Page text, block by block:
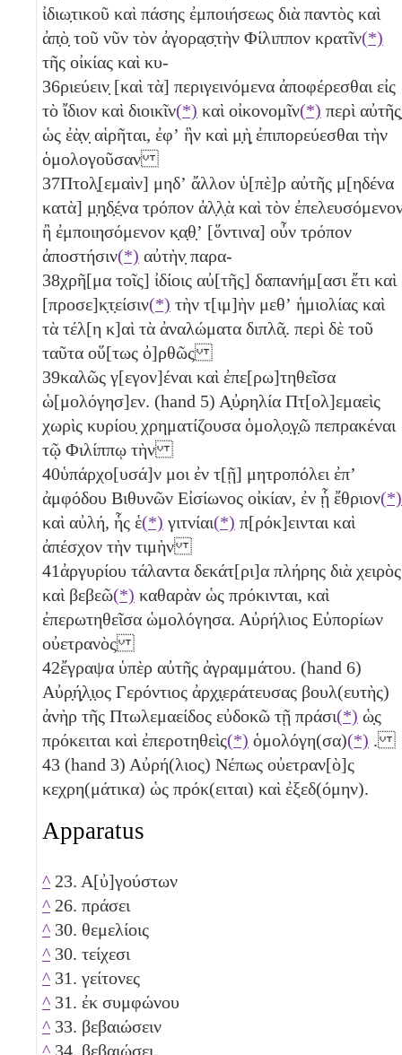
ἰδιω̣τικοῦ καὶ πάσης ἐμποιήσεως διὰ παντὸς καὶ
ἀπ̣ὸ̣ τοῦ νῦν τὸν ἀγορα̣σ̣τὴν Φίλιππον κρατῖν(*)
τῆς οἰκίας καὶ κυ-
36ριεύειν̣ [καὶ τὰ] περιγεινόμενα ἀποφέρεσθαι εἰς
τὸ ἴδιον καὶ διοικῖν(*) καὶ οἰκονομῖν(*) περὶ αὐτῆς̣
ὡς ἐὰ̣ν̣ αἱρῆται, ἐφʼ ἣν καὶ μ̣ὴ̣ ἐπιπορεύεσθαι τὴν
ὁμολογοῦσαν
37Πτολ̣[εμαὶν] μηδʼ ἄλλον ὑ[πὲ]ρ αὐτῆς μ[ηδένα
κατὰ] μ̣η̣δ̣έ̣να τρόπον ἀλ̣λ̣ὰ καὶ τὸν
ἢ ἐμποιησόμενον κ̣α̣θ̣ʼ [ὅντινα] οὖν τρόπον
ἀποστήσιν(*) αὐτὴν̣ παρα-
38χρῆ[μα τοῖς] ἰδίοις αὐ[τῆς] δαπανήμ[ασι ἔτι καὶ
[προσε]κ̣τ̣είσιν(*) τὴν τ[ιμ]ὴν μεθʼ ἡμιολίας καὶ
τὰ τέλ[η κ]αὶ τὰ ἀναλώματα διπλᾶ̣. περὶ δὲ τοῦ
ταῦτα οὕ[τως ὀ]ρθῶς
39καλῶς γ[εγον]έναι καὶ ἐπε[ρω]τηθεῖσα
ὡ[μολόγησ]εν. (hand 5) Α̣ὐ̣ρηλία Πτ[ολ]εμαεὶς
χωρὶς κυρίου̣ χρηματίζουσα ὁμολ̣ο̣γ̣ῶ πεπρακέναι
τῷ Φιλίππῳ τὴν
40ὑπάρχο[υσά]ν μοι ἐν τ[ῇ] μητροπόλει ἐπʼ
ἀμφόδου Βιθυνῶν Εἰσίωνος οἰκίαν, ἐν ᾗ ἔθριον(*)
καὶ αὐλή, ἧς ἑ(*) γιτνίαι(*) π[ρόκ]εινται καὶ
ἀπέσχον τὴν τιμὴν
41ἀργυρίου τάλαντα δεκάτ[ρι]α πλήρης διὰ χειρὸς
καὶ βεβεῶ(*) καθαρὰν ὡς πρόκινται, καὶ
ἐπερωτηθεῖσα ὡμολόγησα. Αὐρήλιος Εὐπορίων
οὐετρανὸς
42ἔγραψα ὑπὲρ αὐτῆς ἀγραμμάτου. (hand 6)
Αὐρ̣ή̣λ̣ι̣ος Γερόντιος ἀρχ̣ι̣εράτευσας βουλ(ευτὴς)
ἀνὴρ τῆς Πτωλεμαείδος εὐδοκῶ τῇ πράσι(*) ὡ̣ς
πρόκειται καὶ ἐπεροτηθεὶς(*) ὁμολόγη(σα)(*) .
43 (hand 3) Αὐρή(λιος) Νέπως οὐετραν[ὸ]ς
κεχρη(μάτικα) ὡς πρόκ(ειται) καὶ ἐξεδ(όμην).
Apparatus
^ 23. Α[ὐ]γούστων
^ 26. πράσει
^ 30. θεμελίοις
^ 30. τείχεσι
^ 31. γείτονες
^ 31. ἐκ συμφώνου
^ 33. βεβαιώσειν
^ 34. βεβαιώσει